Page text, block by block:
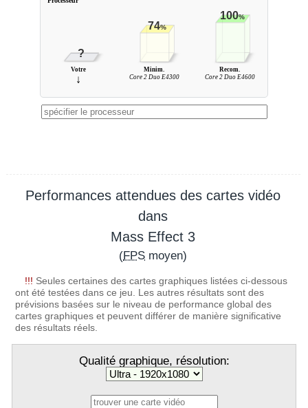
?
74%
100%
Votre
↓
Minim.
Core 2 Duo E4300
Recom.
Core 2 Duo E4600
Performances attendues des cartes vidéo
dans
Mass Effect 3
(FPS moyen)
!!! Seules certaines des cartes graphiques listées ci-dessous
ont été testées dans ce jeu. Les autres résultats sont des
prévisions basées sur le niveau de performance global des
cartes graphiques et peuvent différer de manière significative
des résultats réels.
Qualité graphique, résolution: